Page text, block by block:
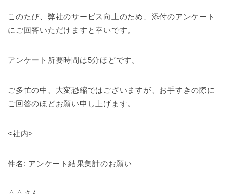
このたび、弊社のサービス向上のため、添付のアンケート
にご回答いただけますと幸いです。
アンケート所要時間は5分ほどです。
ご多忙の中、大変恐縮ではございますが、お手すきの際に
ご回答のほどお願い申し上げます。
<社内>
件名: アンケート結果集計のお願い